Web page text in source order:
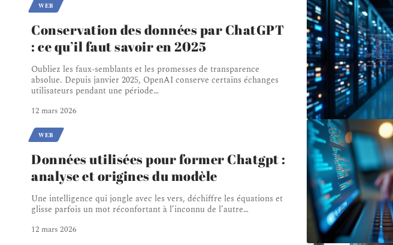
WEB
Conservation des données par ChatGPT
: ce qu’il faut savoir en 2025
Oubliez les faux-semblants et les promesses de transparence
absolue. Depuis janvier 2025, OpenAI conserve certains échanges
utilisateurs pendant une période…
12 mars 2026
WEB
Données utilisées pour former Chatgpt :
analyse et origines du modèle
Une intelligence qui jongle avec les vers, déchiffre les équations et
glisse parfois un mot réconfortant à l’inconnu de l’autre…
12 mars 2026